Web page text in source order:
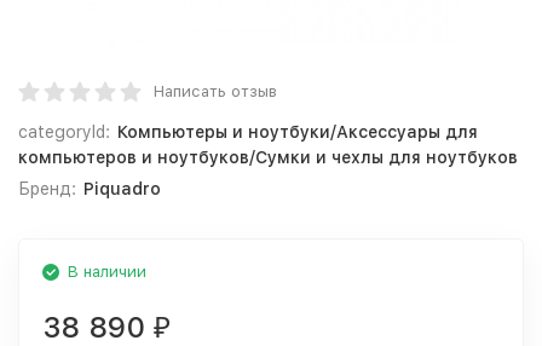
Написать отзыв
categoryId: Компьютеры и ноутбуки/Аксессуары для
компьютеров и ноутбуков/Сумки и чехлы для ноутбуков
Бренд: Piquadro
В наличии
38 890 ₽